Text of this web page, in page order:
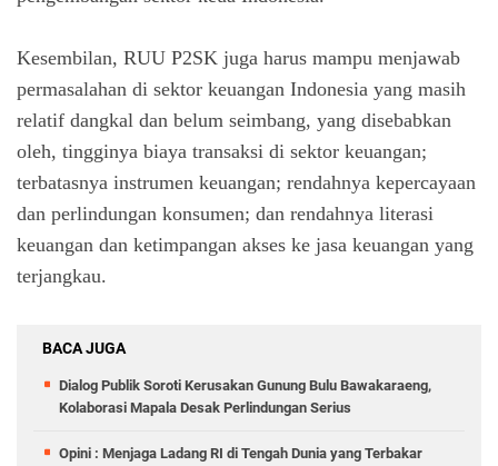
Kesembilan, RUU P2SK juga harus mampu menjawab
permasalahan di sektor keuangan Indonesia yang masih
relatif dangkal dan belum seimbang, yang disebabkan
oleh, tingginya biaya transaksi di sektor keuangan;
terbatasnya instrumen keuangan; rendahnya kepercayaan
dan perlindungan konsumen; dan rendahnya literasi
keuangan dan ketimpangan akses ke jasa keuangan yang
terjangkau.
BACA JUGA
Dialog Publik Soroti Kerusakan Gunung Bulu Bawakaraeng,
Kolaborasi Mapala Desak Perlindungan Serius
Opini : Menjaga Ladang RI di Tengah Dunia yang Terbakar